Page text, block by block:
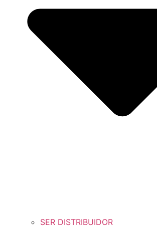
SER DISTRIBUIDOR